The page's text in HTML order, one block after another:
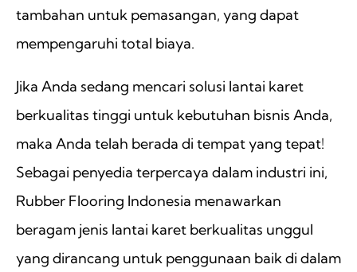
tambahan untuk pemasangan, yang dapat
mempengaruhi total biaya.
Jika Anda sedang mencari solusi lantai karet
berkualitas tinggi untuk kebutuhan bisnis Anda,
maka Anda telah berada di tempat yang tepat!
Sebagai penyedia terpercaya dalam industri ini,
Rubber Flooring Indonesia menawarkan
beragam jenis lantai karet berkualitas unggul
yang dirancang untuk penggunaan baik di dalam